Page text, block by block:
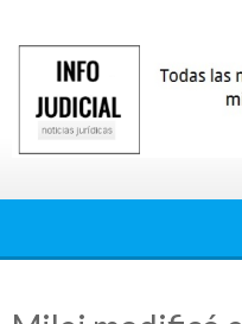
contenido